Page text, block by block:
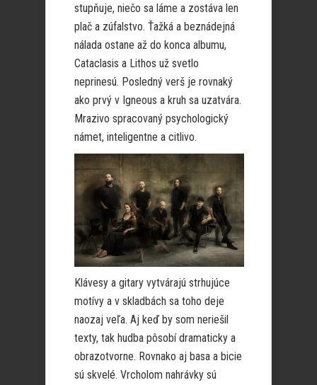
stupňuje, niečo sa láme a zostáva len
plač a zúfalstvo. Ťažká a beznádejná
nálada ostane až do konca albumu,
Cataclasis a Lithos už svetlo
neprinesú. Posledný verš je rovnaký
ako prvý v Igneous a kruh sa uzatvára.
Mrazivo spracovaný psychologický
námet, inteligentne a citlivo.
Klávesy a gitary vytvárajú strhujúce
motívy a v skladbách sa toho deje
naozaj veľa. Aj keď by som neriešil
texty, tak hudba pôsobí dramaticky a
obrazotvorne. Rovnako aj basa a bicie
sú skvelé. Vrcholom nahrávky sú